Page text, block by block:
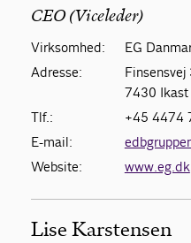
CEO (Viceleder)
Virksomhed:
EG
Adresse:
Finsensvej
7430 Ikast
Tlf.:
+45 4474
E-mail:
Website:
www.eg.dk
Lise Karstensen